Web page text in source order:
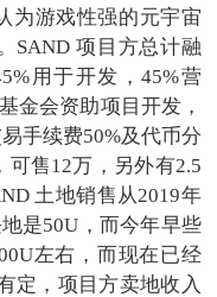
为游戏性强的元宇宙
SAND 项目方总计融
用于开发，45%营
金会资助项目开发，
手续费50%及代币分
售12万，另外有2.5
土地销售从2019年
是50U，而今年早些
左右，而现在已经
定，项目方卖地收入